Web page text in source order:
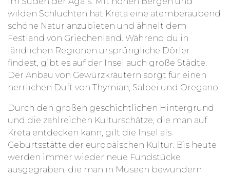
wilden Schluchten hat Kreta eine atemberaubend
schöne Natur anzubieten und ähnelt dem
Festland von Griechenland. Während du in
ländlichen Regionen ursprüngliche Dörfer
findest, gibt es auf der Insel auch große Städte.
Der Anbau von Gewürzkräutern sorgt für einen
herrlichen Duft von Thymian, Salbei und Oregano.
Durch den großen geschichtlichen Hintergrund
und die zahlreichen Kulturschätze, die man auf
Kreta entdecken kann, gilt die Insel als
Geburtsstätte der europäischen Kultur. Bis heute
werden immer wieder neue Fundstücke
ausgegraben, die man in Museen bewundern